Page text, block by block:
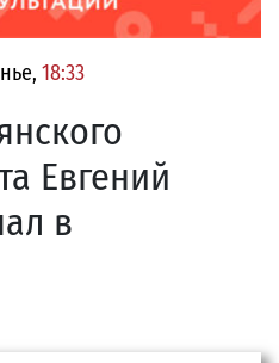
18:33
Евгений
в